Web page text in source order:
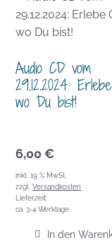
Audio CD vom
29.12.2024:
wo Du bist!
6,00 €
inkl. 19 % MwSt.
zzgl.Versandkosten
Lieferzeit:
ca. 3-4 Werktage
In den